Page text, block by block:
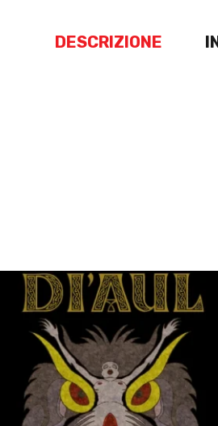
DESCRIZIONE